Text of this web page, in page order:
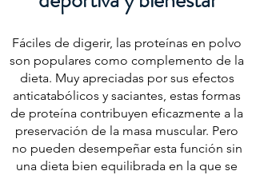
Fáciles de digerir, las proteínas en polvo
son populares como complemento de la
dieta. Muy apreciadas por sus efectos
anticatabólicos y saciantes, estas formas
de proteína contribuyen eficazmente a la
preservación de la masa muscular. Pero
no pueden desempeñar esta función sin
una dieta bien equilibrada en la que se